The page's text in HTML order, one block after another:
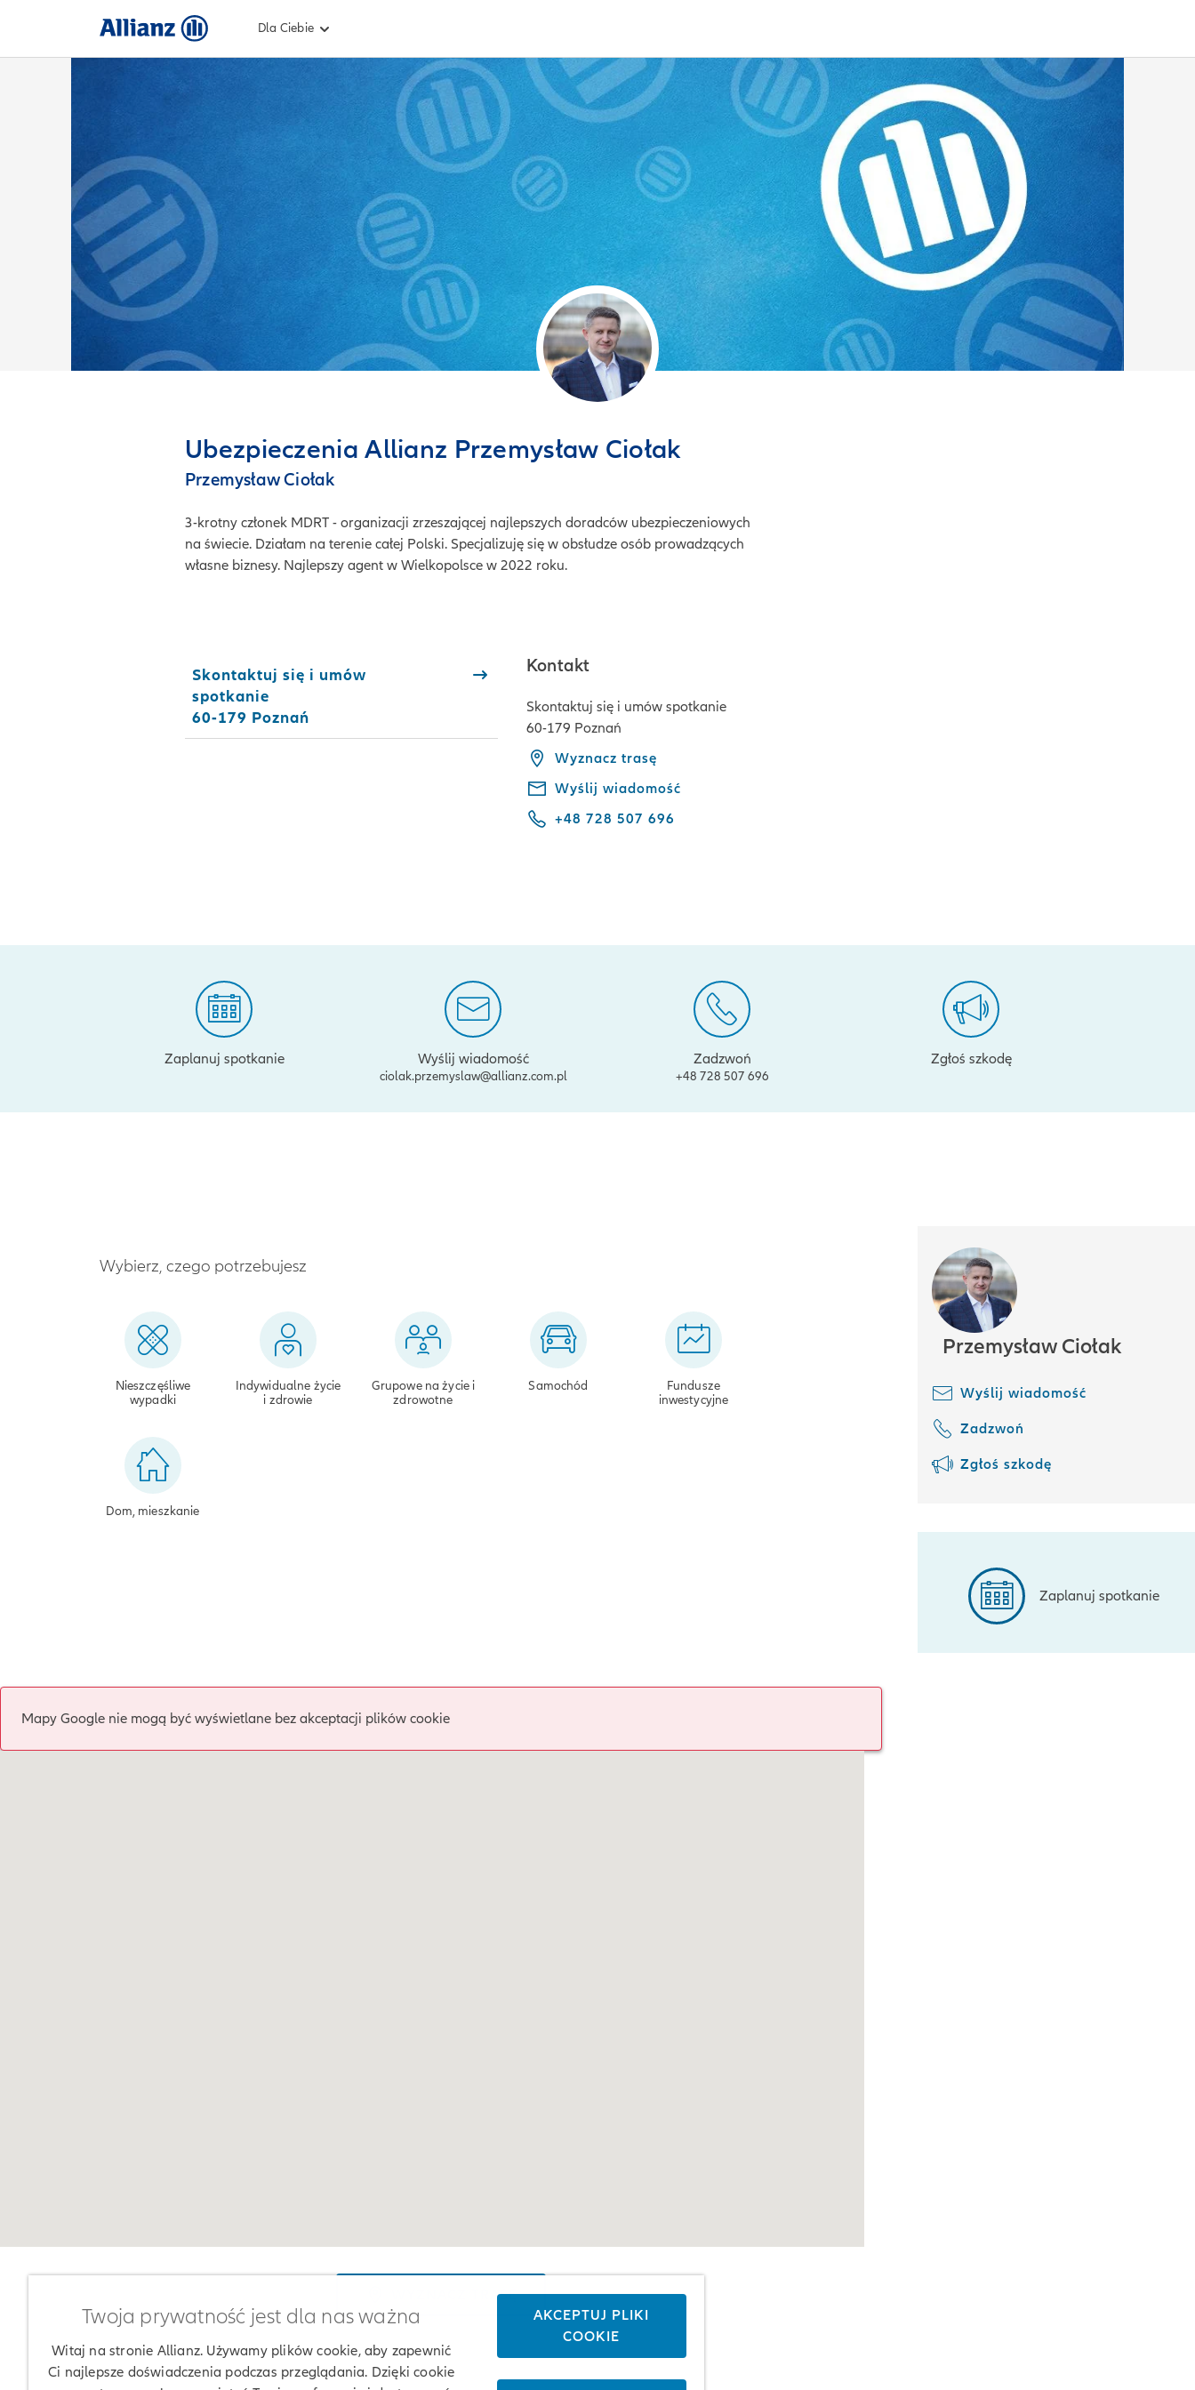
Dla Ciebie
Ubezpieczenia Allianz Przemysław Ciołak
Przemysław Ciołak
3-krotny członek MDRT - organizacji zrzeszającej najlepszych doradców ubezpieczeniowych
na świecie. Działam na terenie całej Polski. Specjalizuję się w obsłudze osób prowadzących
własne biznesy. Najlepszy agent w Wielkopolsce w 2022 roku.
Skontaktuj się i umów
spotkanie
60-179 Poznań
Kontakt
Skontaktuj się i umów spotkanie
60-179 Poznań
Wyznacz trasę
Wyślij wiadomość
+48 728 507 696
Zaplanuj spotkanie Wyślij wiadomość
ciolak.przemyslaw@allianz.com.pl
Zadzwoń
+48 728 507 696
Zgłoś szkodę
Przemysław Ciołak
Wyślij wiadomość
Zadzwoń
Zgłoś szkodę
Zaplanuj spotkanie
Wybierz, czego potrzebujesz
Nieszczęśliwe
wypadki
Indywidualne życie
i zdrowie
Grupowe na życie i
zdrowotne
Samochód
Fundusze
inwestycyjne
Dom, mieszkanie
Mapy Google nie mogą być wyświetlane bez akceptacji plików cookie
WYZNACZ TRASĘ
Twoja prywatność jest dla nas ważna
Witaj na stronie Allianz. Używamy plików cookie, aby zapewnić
Ci najlepsze doświadczenia podczas przeglądania. Dzięki cookie
AKCEPTUJ PLIKI
COOKIE